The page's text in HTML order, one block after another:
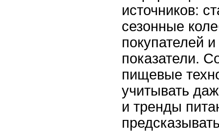
источников:
сезонные
покупателей
показатели.
пищевые
учитывать
и тренды